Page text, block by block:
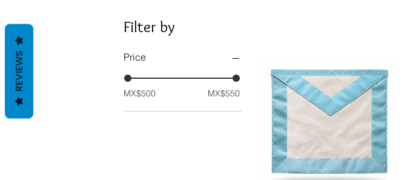
Filter by
Price
MX$500 MX$550
REVIEWS